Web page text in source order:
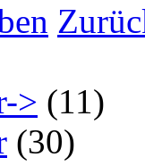
> (11)
(30)